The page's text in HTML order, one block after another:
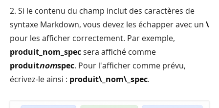
2. Si le contenu du champ inclut des caractères de
syntaxe Markdown, vous devez les échapper avec un \
pour les afficher correctement. Par exemple,
produit_nom_specsera affiché comme
produitnomspec. Pour l'afficher comme prévu,
écrivez-le ainsi : produit\_nom\_spec.